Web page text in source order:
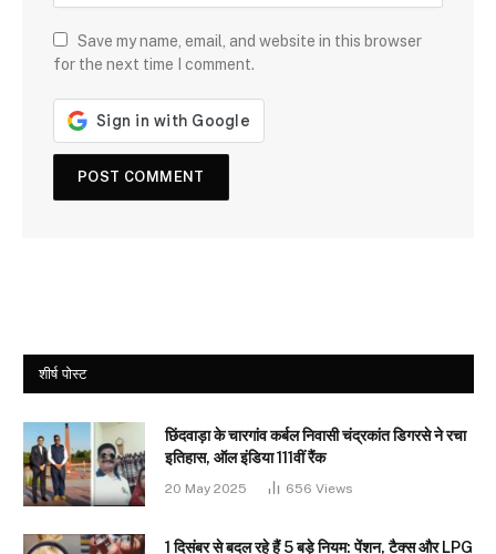
Save my name, email, and website in this browser
for the next time I comment.
शीर्ष पोस्ट
छिंदवाड़ा के चारगांव कर्बल निवासी चंद्रकांत डिगरसे ने रचा
इतिहास, ऑल इंडिया 111वीं रैंक
20 May 2025 656 Views
1 दिसंबर से बदल रहे हैं 5 बड़े नियम: पेंशन, टैक्स और LPG